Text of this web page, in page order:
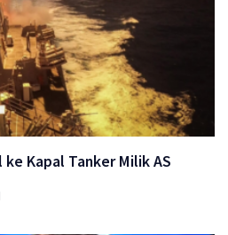
Kapal Tanker Milik AS